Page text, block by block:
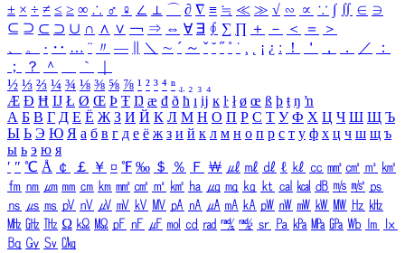
± × ÷ ≠ ≤ ≥ ∞ ∴ ♂ ♀ ∠ ⊥ ⌒ ∂ ∇ ≡ ≒ ≪ ≫ √ ∽ ∝ ∵ ∫ ∬ ∈ ∋
⊆ ⊇ ⊂ ⊃ ∪ ∩ ∧ ∨ ￢ ⇒ ⇔ ∀ ∃ ∮ ∑ ∏ ＋ － ＜ ＝
＞
、
。 · ‥ … ¨ 〃 ― ＼ ∼ ´ ～ ˇ ˘ ˝ ˚ ˙ ¸ ¡ ¿ ː ！ ＇ ， ． ／
：
；
？ ＾ ｀
½ ⅓ ⅔ ¼ ¾ ⅛ ⅜ ⅝ ⅞ ¹ ² ³ ⁴ ⁿ ₁ ₂ ₃ ₄
Æ Ð Ħ Ĳ Ł Ø Œ Þ Ŧ Ŋ æ đ ð ħ ı ĳ ĸ ŀ ł ø œ ß þ ŧ ŋ ŉ
А Б В Г Д Е Ё Ж З И Й К Л М Н О П Р С Т У Ф Х Ц Ч Ш Щ Ъ
Ы Ь Э Ю Я а б в г д е ё ж з и й к л м н о п р с т у ф х ц ч ш щ ъ
ы ь э ю я
′ ″ ℃ Å ￠ ￡ ￥ ¤ ℉ ‰ ＄ ％ Ｆ ￦ ㎕ ㎖ ㎗ ℓ ㎘ ㏄ ㎣ ㎤ ㎥ ㎦
㎙ ㎚ ㎛ ㎜ ㎝ ㎞ ㎟ ㎠ ㎡ ㎢ ㏊ ㎍ ㎎ ㎏ ㏏ ㎈ ㎉ ㏈ ㎧ ㎨ ㎰
㎱ ㎲ ㎳ ㎴ ㎵ ㎶ ㎷ ㎸ ㎹ ㎀ ㎁ ㎂ ㎃ ㎄ ㎺ ㎻ ㎽ ㎾ ㎿ ㎐ ㎑
㎒ ㎓ ㎔ Ω ㏀ ㏁ ㎊ ㎋ ㎌ ㏖ ㏅ ㎭ ㎮ ㎯ ㏛ ㎩ ㎪ ㎫ ㎬ ㏝ ㏐
㏓
㏃ ㏉ ㏜ ㏆